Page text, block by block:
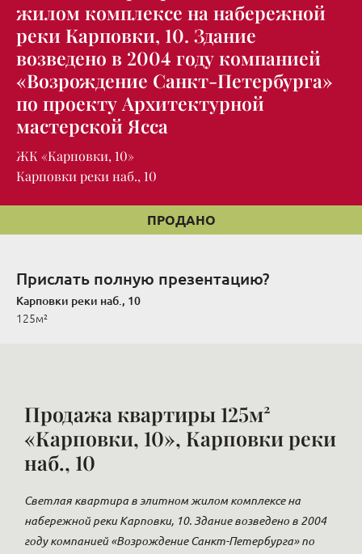
жилом комплексе на набережной
реки Карповки, 10. Здание
возведено в 2004 году компанией
«Возрождение Санкт-Петербурга»
по проекту Архитектурной
мастерской Ясса
ЖК «Карповки, 10»
Карповки реки наб., 10
ПРОДАНО
Прислать полную презентацию?
Карповки реки наб., 10
125м²
Продажа квартиры 125м²
«Карповки, 10», Карповки реки
наб., 10
Светлая квартира в элитном жилом комплексе на
набережной реки Карповки, 10. Здание возведено в 2004
году компанией «Возрождение Санкт-Петербурга» по